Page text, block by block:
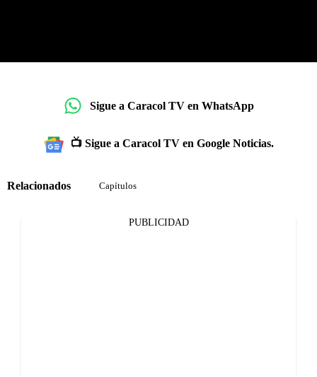
Sigue a Caracol TV en WhatsApp
📺 Sigue a Caracol TV en Google Noticias.
Relacionados Capítulos
PUBLICIDAD